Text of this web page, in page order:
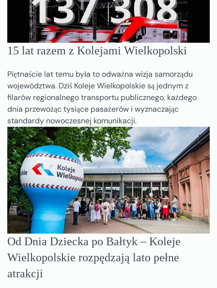
15 lat razem z Kolejami Wielkopolski
Piętnaście lat temu była to odważna wizja samorządu
województwa. Dziś Koleje Wielkopolskie są jednym z
filarów regionalnego transportu publicznego, każdego
dnia przewożąc tysiące pasażerów i wyznaczając
standardy nowoczesnej komunikacji.
Od Dnia Dziecka po Bałtyk – Koleje
Wielkopolskie rozpędzają lato pełne
atrakcji